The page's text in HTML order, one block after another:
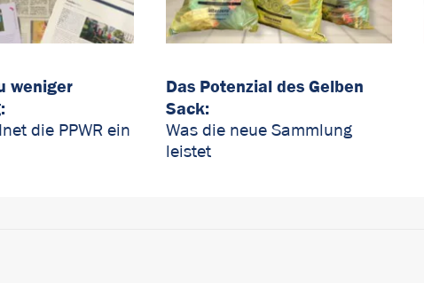
weniger
die PPWR ein
Das Potenzial des Gelben
Sack:
Was die neue Sammlung
leistet